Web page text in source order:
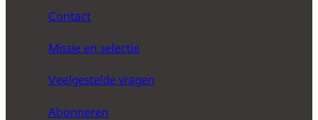
Contact
Missie en selectie
Veelgestelde vragen
Abonneren